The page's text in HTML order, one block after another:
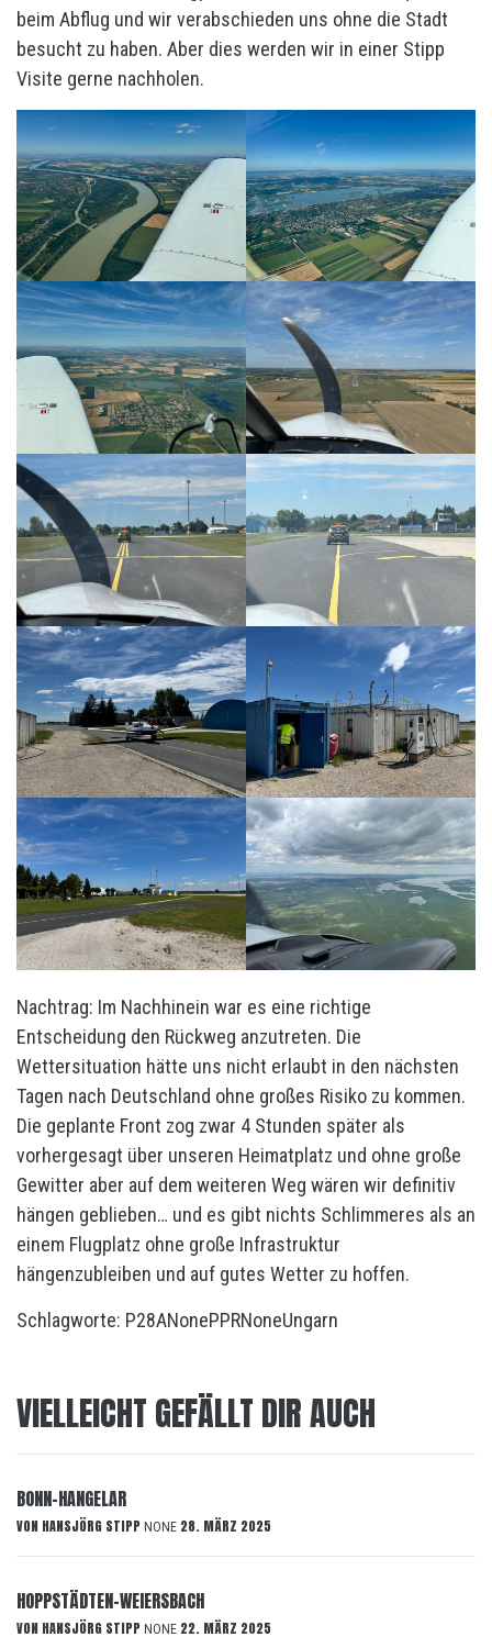
beim Abflug und wir verabschieden uns ohne die Stadt
besucht zu haben. Aber dies werden wir in einer Stipp
Visite gerne nachholen.
Nachtrag: Im Nachhinein war es eine richtige
Entscheidung den Rückweg anzutreten. Die
Wettersituation hätte uns nicht erlaubt in den nächsten
Tagen nach Deutschland ohne großes Risiko zu kommen.
Die geplante Front zog zwar 4 Stunden später als
vorhergesagt über unseren Heimatplatz und ohne große
Gewitter aber auf dem weiteren Weg wären wir definitiv
hängen geblieben… und es gibt nichts Schlimmeres als an
einem Flugplatz ohne große Infrastruktur
hängenzubleiben und auf gutes Wetter zu hoffen.
Schlagworte: P28ANonePPRNoneUngarn
VIELLEICHT GEFÄLLT DIR AUCH
BONN-HANGELAR
VON HANSJÖRG STIPP NONE 28. MÄRZ 2025
HOPPSTÄDTEN-WEIERSBACH
VON HANSJÖRG STIPP NONE 22. MÄRZ 2025